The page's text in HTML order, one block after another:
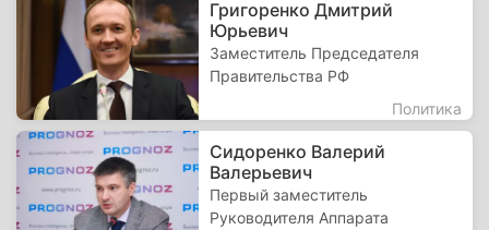
Григоренко Дмитрий
Юрьевич
Заместитель Председателя
Правительства РФ
Политика
Сидоренко Валерий
Валерьевич
Первый заместитель
Руководителя Аппарата